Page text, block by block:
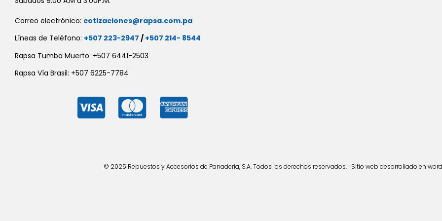
Correo electrónico: cotizaciones@rapsa.com.pa
Líneas de Teléfono: +507 223-2947 / +507 214- 8544
Rapsa Tumba Muerto: +507 6441-2503
Rapsa Vía Brasil: +507 6225-7784
© 2025 Repuestos y Accesorios de Panadería, S.A. Todos los derechos reservados. | Sitio web desarrollado en